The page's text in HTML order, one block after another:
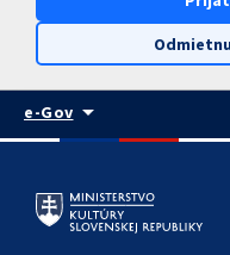
e-Govarrow_drop_down